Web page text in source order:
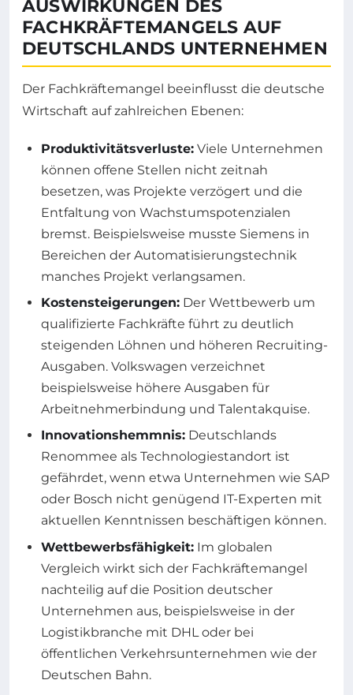
AUSWIRKUNGEN DES
FACHKRÄFTEMANGELS AUF
DEUTSCHLANDS UNTERNEHMEN
Der Fachkräftemangel beeinflusst die deutsche
Wirtschaft auf zahlreichen Ebenen:
Produktivitätsverluste: Viele Unternehmen
können offene Stellen nicht zeitnah
besetzen, was Projekte verzögert und die
Entfaltung von Wachstumspotenzialen
bremst. Beispielsweise musste Siemens in
Bereichen der Automatisierungstechnik
manches Projekt verlangsamen.
Kostensteigerungen: Der Wettbewerb um
qualifizierte Fachkräfte führt zu deutlich
steigenden Löhnen und höheren Recruiting-
Ausgaben. Volkswagen verzeichnet
beispielsweise höhere Ausgaben für
Arbeitnehmerbindung und Talentakquise.
Innovationshemmnis: Deutschlands
Renommee als Technologiestandort ist
gefährdet, wenn etwa Unternehmen wie SAP
oder Bosch nicht genügend IT-Experten mit
aktuellen Kenntnissen beschäftigen können.
Wettbewerbsfähigkeit: Im globalen
Vergleich wirkt sich der Fachkräftemangel
nachteilig auf die Position deutscher
Unternehmen aus, beispielsweise in der
Logistikbranche mit DHL oder bei
öffentlichen Verkehrsunternehmen wie der
Deutschen Bahn.